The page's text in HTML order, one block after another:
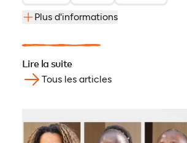
Plus d'informations
Lire la suite
Tous les articles